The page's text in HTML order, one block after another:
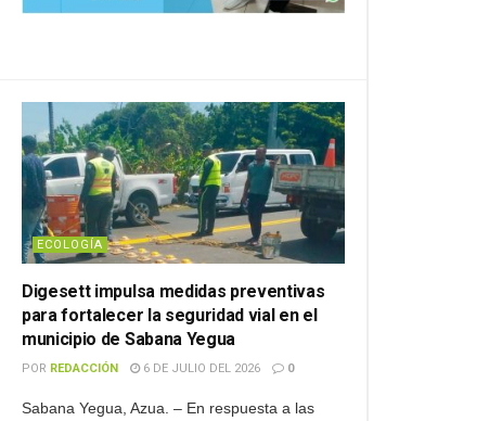
ECOLOGÍA
Digesett impulsa medidas preventivas
para fortalecer la seguridad vial en el
municipio de Sabana Yegua
POR REDACCIÓN 6 DE JULIO DEL 2026 0
Sabana Yegua, Azua. – En respuesta a las